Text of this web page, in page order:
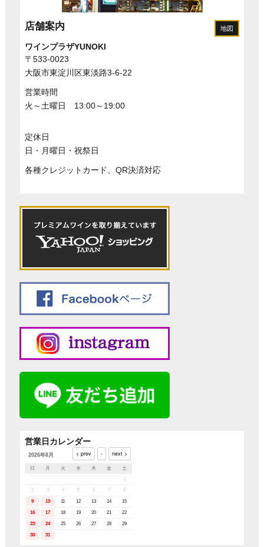
店舗案内 地図
ワインプラザYUNOKI
〒533-0023
大阪市東淀川区東淡路3-6-22
営業時間
火～土曜日 13:00～19:00
定休日
日・月曜日・祝祭日
各種クレジットカード、QR決済対応
営業日カレンダー
2026年8月
日 月 火 水 木 金
土
2 3 4 5 6 7 8
9 10 11 12 13 14 15
16 17 18 19 20 21 22
23 24 25 26 27 28 29
30 31